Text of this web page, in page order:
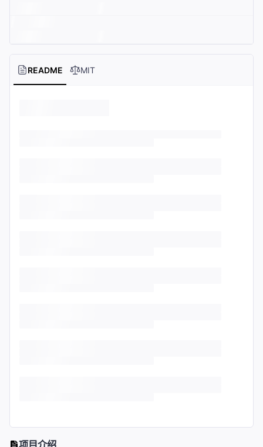
README MIT
项目介绍